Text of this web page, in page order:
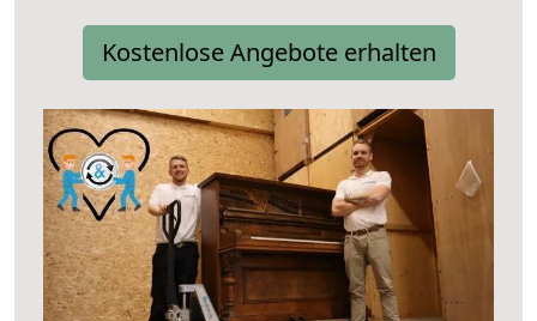
Kostenlose Angebote erhalten